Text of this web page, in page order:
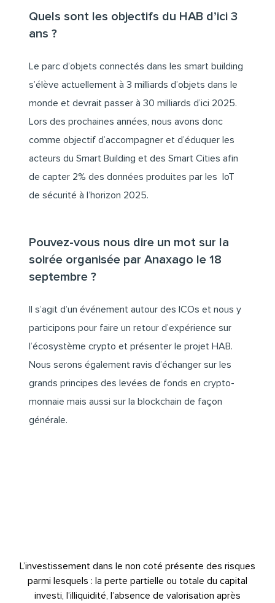
Quels sont les objectifs du HAB d’ici 3
ans ?
Le parc d’objets connectés dans les smart building
s’élève actuellement à 3 milliards d’objets dans le
monde et devrait passer à 30 milliards d’ici 2025.
Lors des prochaines années, nous avons donc
comme objectif d’accompagner et d’éduquer les
acteurs du Smart Building et des Smart Cities afin
de capter 2% des données produites par les IoT
de sécurité à l’horizon 2025.
Pouvez-vous nous dire un mot sur la
soirée organisée par Anaxago le 18
septembre ?
Il s’agit d’un événement autour des ICOs et nous y
participons pour faire un retour d’expérience sur
l’écosystème crypto et présenter le projet HAB.
Nous serons également ravis d’échanger sur les
grands principes des levées de fonds en crypto-
monnaie mais aussi sur la blockchain de façon
générale.
L’investissement dans le non coté présente des risques
parmi lesquels : la perte partielle ou totale du capital
investi, l’illiquidité, l’absence de valorisation après